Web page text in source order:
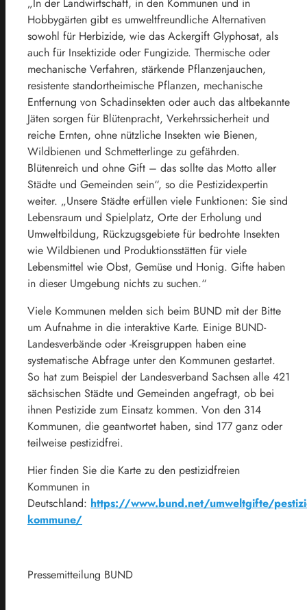
„In der Landwirtschaft, in den Kommunen und in
Hobbygärten gibt es umweltfreundliche Alternativen
sowohl für Herbizide, wie das Ackergift Glyphosat, als
auch für Insektizide oder Fungizide. Thermische oder
mechanische Verfahren, stärkende Pflanzenjauchen,
resistente standortheimische Pflanzen, mechanische
Entfernung von Schadinsekten oder auch das altbekannte
Jäten sorgen für Blütenpracht, Verkehrssicherheit und
reiche Ernten, ohne nützliche Insekten wie Bienen,
Wildbienen und Schmetterlinge zu gefährden.
Blütenreich und ohne Gift – das sollte das Motto aller
Städte und Gemeinden sein“, so die Pestizidexpertin
weiter. „Unsere Städte erfüllen viele Funktionen: Sie sind
Lebensraum und Spielplatz, Orte der Erholung und
Umweltbildung, Rückzugsgebiete für bedrohte Insekten
wie Wildbienen und Produktionsstätten für viele
Lebensmittel wie Obst, Gemüse und Honig. Gifte haben
in dieser Umgebung nichts zu suchen.“
Viele Kommunen melden sich beim BUND mit der Bitte
um Aufnahme in die interaktive Karte. Einige BUND-
Landesverbände oder -Kreisgruppen haben eine
systematische Abfrage unter den Kommunen gestartet.
So hat zum Beispiel der Landesverband Sachsen alle 421
sächsischen Städte und Gemeinden angefragt, ob bei
ihnen Pestizide zum Einsatz kommen. Von den 314
Kommunen, die geantwortet haben, sind 177 ganz oder
teilweise pestizidfrei.
Hier finden Sie die Karte zu den pestizidfreien
Kommunen in
Deutschland: https://www.bund.net/umweltgifte/
kommune/
Pressemitteilung BUND